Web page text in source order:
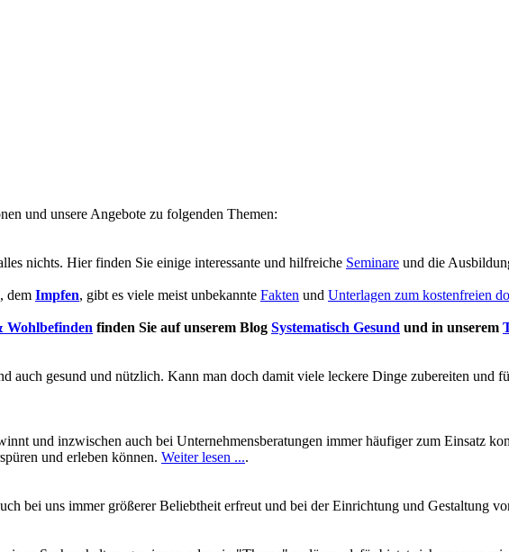
und unsere Angebote zu folgenden Themen:
nichts. Hier finden Sie einige interessante und hilfreiche Seminare und die
dem Impfen, gibt es viele meist unbekannte Fakten und Unterlagen zum kostenfreien
Wohlbefinden finden Sie auf unserem Blog Systematisch Gesund und in unserem
auch gesund und nützlich. Kann man doch damit viele leckere Dinge zubereiten und
und inzwischen auch bei Unternehmensberatungen immer häufiger zum Einsatz
und erleben können. Weiter lesen ....
bei uns immer größerer Beliebtheit erfreut und bei der Einrichtung und Gestaltung